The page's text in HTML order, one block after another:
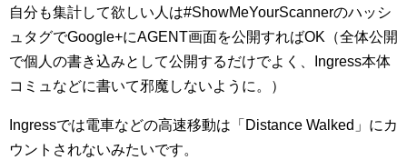
自分も集計して欲しい人は#ShowMeYourScannerのハッシ
ュタグでGoogle+にAGENT画面を公開すればOK（全体公開
で個人の書き込みとして公開するだけでよく、Ingress本体
コミュなどに書いて邪魔しないように。）
Ingressでは電車などの高速移動は「Distance Walked」にカ
ウントされないみたいです。